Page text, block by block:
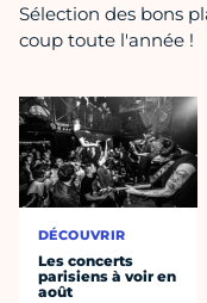
Sélection des bons
coup toute l'année !
DÉCOUVRIR
Les concerts
parisiens à voir en
août